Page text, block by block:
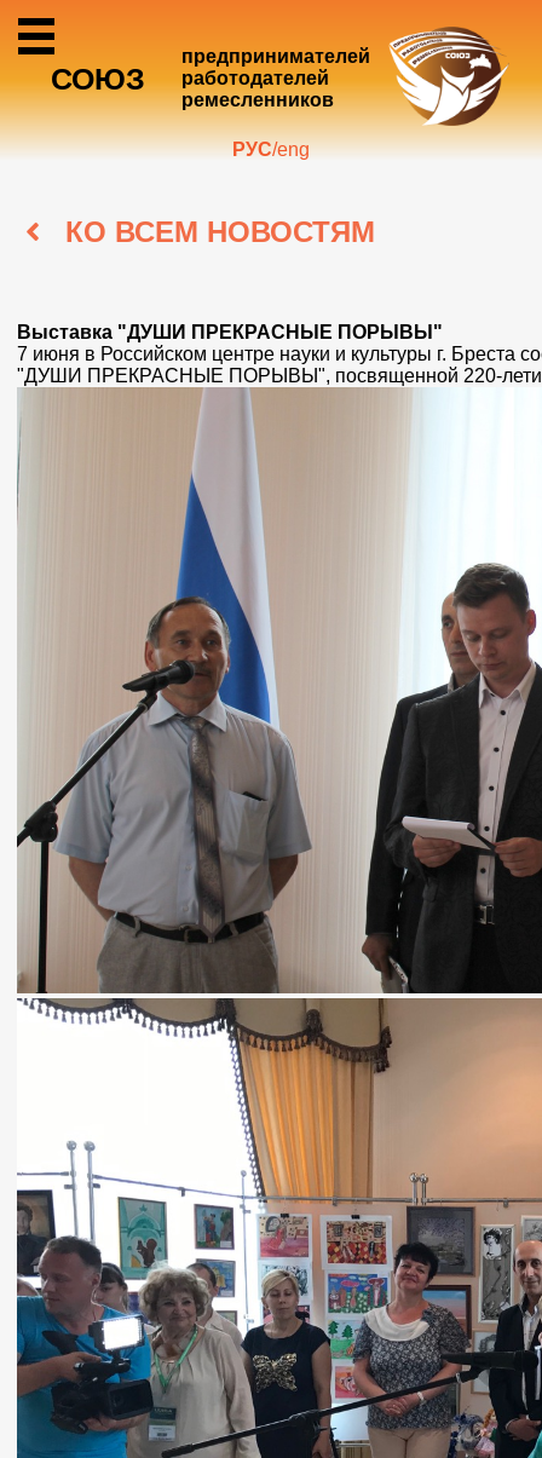
Главная
О союзе
Анонсы и
Ремесленники
Контакты
СОЮЗ
предпринимателей
работодателей
ремесленников
РУС/eng
КО ВСЕМ НОВОСТЯМ
Выставка "ДУШИ ПРЕКРАСНЫЕ ПОРЫВЫ"
7 июня в Российском центре науки и культуры г. Бреста
"ДУШИ ПРЕКРАСНЫЕ ПОРЫВЫ", посвященной 220-